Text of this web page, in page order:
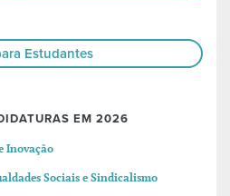
Estudantes
EM 2026
Inovação
Sociais e Sindicalismo